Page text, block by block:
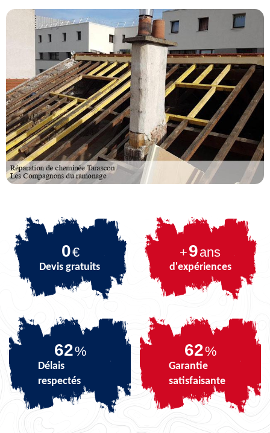
0€
Devis gratuits
+9ans
d'expériences
75%
Délais
respectés
75%
Garantie
satisfaisante